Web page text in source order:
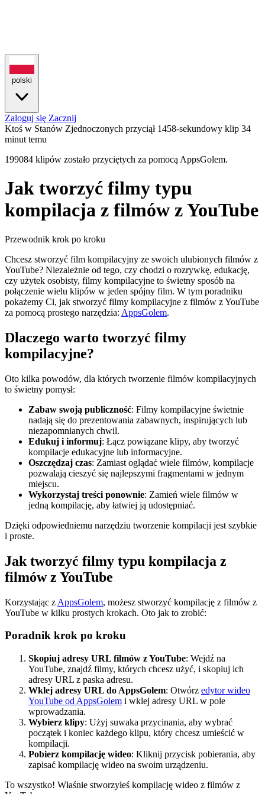
polski
Zaloguj się Zacznij
Ktoś w Stanów Zjednoczonych przyciął 1458-sekundowy klip 34
minut temu
199084 klipów zostało przyciętych za pomocą AppsGolem.
Jak tworzyć filmy typu
kompilacja z filmów z YouTube
Przewodnik krok po kroku
Chcesz stworzyć film kompilacyjny ze swoich ulubionych filmów z
YouTube? Niezależnie od tego, czy chodzi o rozrywkę, edukację,
czy użytek osobisty, filmy kompilacyjne to świetny sposób na
połączenie wielu klipów w jeden spójny film. W tym poradniku
pokażemy Ci, jak stworzyć filmy kompilacyjne z filmów z YouTube
za pomocą prostego narzędzia: AppsGolem.
Dlaczego warto tworzyć filmy
kompilacyjne?
Oto kilka powodów, dla których tworzenie filmów kompilacyjnych
to świetny pomysł:
Zabaw swoją publiczność: Filmy kompilacyjne świetnie
nadają się do prezentowania zabawnych, inspirujących lub
niezapomnianych chwil.
Edukuj i informuj: Łącz powiązane klipy, aby tworzyć
kompilacje edukacyjne lub informacyjne.
Oszczędzaj czas: Zamiast oglądać wiele filmów, kompilacje
pozwalają cieszyć się najlepszymi fragmentami w jednym
miejscu.
Wykorzystaj treści ponownie: Zamień wiele filmów w
jedną kompilację, aby łatwiej ją udostępniać.
Dzięki odpowiedniemu narzędziu tworzenie kompilacji jest szybkie
i proste.
Jak tworzyć filmy typu kompilacja z
filmów z YouTube
Korzystając z AppsGolem, możesz stworzyć kompilację z filmów z
YouTube w kilku prostych krokach. Oto jak to zrobić:
Poradnik krok po kroku
Skopiuj adresy URL filmów z YouTube: Wejdź na
YouTube, znajdź filmy, których chcesz użyć, i skopiuj ich
adresy URL z paska adresu.
Wklej adresy URL do AppsGolem: Otwórz edytor wideo
YouTube od AppsGolem i wklej adresy URL w pole
wprowadzania.
Wybierz klipy: Użyj suwaka przycinania, aby wybrać
początek i koniec każdego klipu, który chcesz umieścić w
kompilacji.
Pobierz kompilację wideo: Kliknij przycisk pobierania, aby
zapisać kompilację wideo na swoim urządzeniu.
To wszystko! Właśnie stworzyłeś kompilację wideo z filmów z